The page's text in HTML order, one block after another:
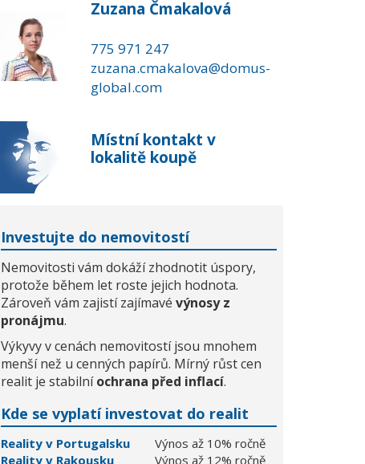
Zuzana Čmakalová
775 971 247
zuzana.cmakalova@domus-
global.com
Místní kontakt v
lokalitě koupě
Investujte do nemovitostí
Nemovitosti vám dokáží zhodnotit úspory,
protože během let roste jejich hodnota.
Zároveň vám zajistí zajímavé výnosy z
pronájmu.
Výkyvy v cenách nemovitostí jsou mnohem
menší než u cenných papírů. Mírný růst cen
realit je stabilníochrana před inflací.
Kde se vyplatí investovat do realit
Reality v Portugalsku
Výnos až 10% ročně
Reality v Rakousku
Výnos až 12% ročně